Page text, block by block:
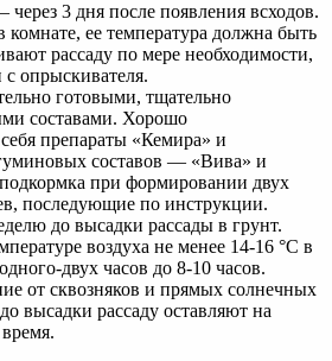
3 дня после появления всходов.
комнате, ее температура должна быть
рассаду по мере необходимости,
опрыскивателя.
готовыми, тщательно
составами. Хорошо
препараты «Кемира» и
составов — «Вива» и
при формировании двух
последующие по инструкции.
до высадки рассады в грунт.
воздуха не менее 14-16 °C в
двух часов до 8-10 часов.
от сквозняков и прямых солнечных
высадки рассаду оставляют на